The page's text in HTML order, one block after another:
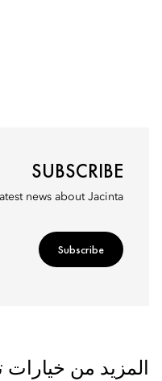
SUBSCRIBE
news about Jacinta.
Subscribe
المزيد من خيارات